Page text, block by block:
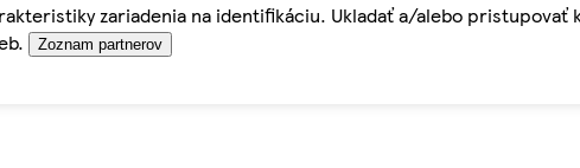
zariadenia na identifikáciu. Ukladať a/alebo pristupovať
Zoznam partnerov